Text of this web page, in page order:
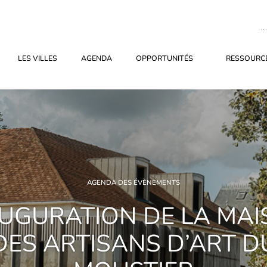
LES VILLES AGENDA OPPORTUNITÉS
AGENDA DES ÉVÈNEMENTS
DE LA
ARTISANS D’ART